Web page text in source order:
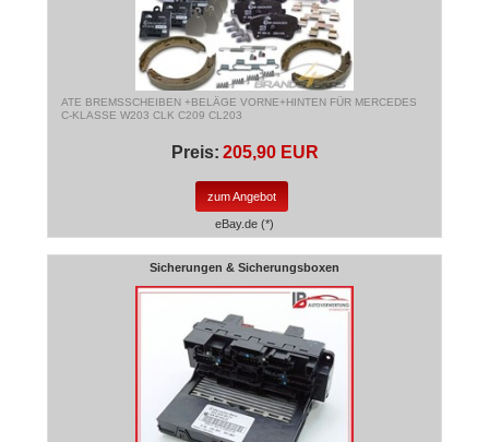
ATE BREMSSCHEIBEN +BELÄGE VORNE+HINTEN FÜR MERCEDES
C-KLASSE W203 CLK C209 CL203
Preis: 205,90 EUR
zum Angebot
eBay.de (*)
Sicherungen & Sicherungsboxen